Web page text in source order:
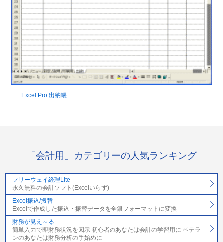
Excel Pro 出納帳
「会計用」カテゴリーの人気ランキング
フリーウェイ経理Lite
永久無料の会計ソフト(Excelいらず)
Excel振込/振替
Excelで作成した振込・振替データを全銀フォーマットに変換
財務が見え～る
簡単入力で即財務状況を図示 初心者のあなたは会計の学習用に ベテラ
ンのあなたは財務分析の手始めに